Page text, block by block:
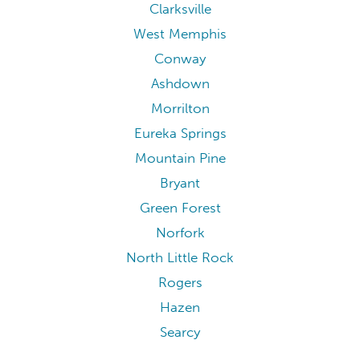
Clarksville
West Memphis
Conway
Ashdown
Morrilton
Eureka Springs
Mountain Pine
Bryant
Green Forest
Norfork
North Little Rock
Rogers
Hazen
Searcy